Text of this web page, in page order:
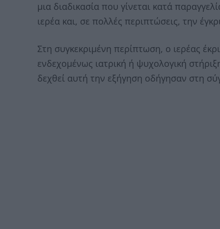
μια διαδικασία που γίνεται κατά
ιερέα και, σε πολλές περιπτώσεις, την
Στη συγκεκριμένη περίπτωση, ο ιερέας
ενδεχομένως ιατρική ή ψυχολογική
δεχθεί αυτή την εξήγηση οδήγησαν στη